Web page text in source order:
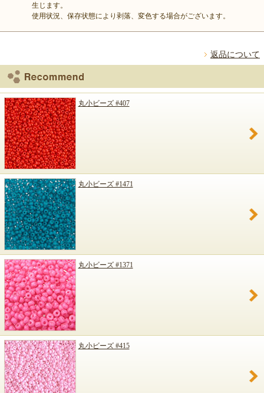
生じます。
使用状況、保存状態により剥落、変色する場合がございます。
返品について
丸小ビーズ #407
丸小ビーズ #1471
丸小ビーズ #1371
丸小ビーズ #415